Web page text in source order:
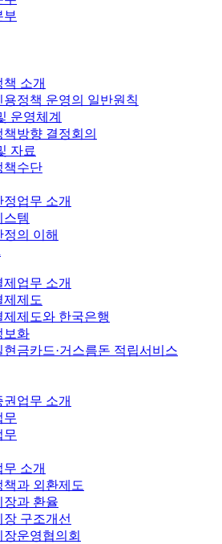
부
책 소개
용정책 운영의 일반원칙
운영체계
책방향 결정회의
자료
책수단
정업무 소개
스템
정의 이해
제업무 소개
제제도
제제도와 한국은행
보화
현금카드·거스름돈 적립서비스
권업무 소개
무
무
무 소개
책과 외환제도
장과 환율
장 구조개선
장운영협의회